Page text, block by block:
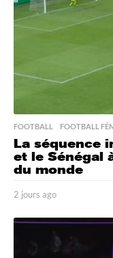
FOOTBALL ,FOOTBALL
La séquence
et le Sénégal
du monde
2 jours ago
o
r